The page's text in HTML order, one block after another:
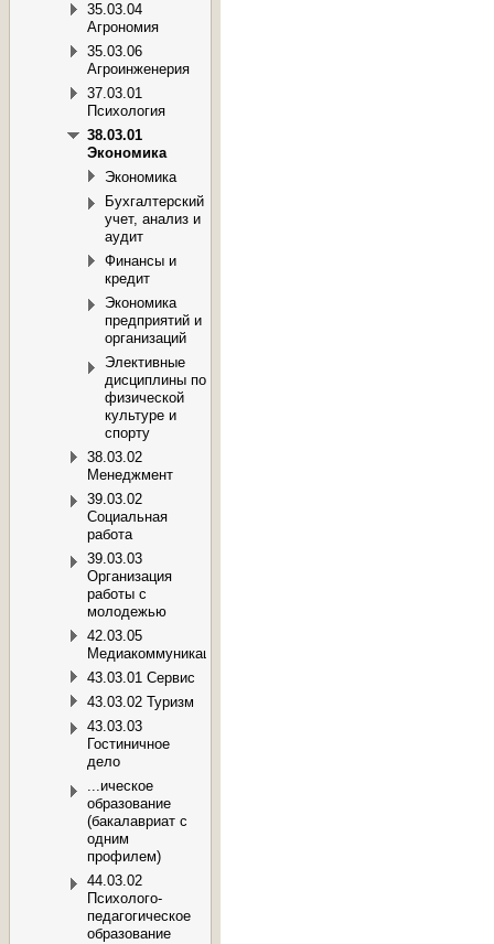
35.03.04
Агрономия
35.03.06
Агроинженерия
37.03.01
Психология
38.03.01
Экономика
Экономика
Бухгалтерский
учет, анализ и
аудит
Финансы и
кредит
Экономика
предприятий и
организаций
Элективные
дисциплины по
физической
культуре и
спорту
38.03.02
Менеджмент
39.03.02
Социальная
работа
39.03.03
Организация
работы с
молодежью
42.03.05
Медиакоммуникации
43.03.01 Сервис
43.03.02 Туризм
43.03.03
Гостиничное
дело
...ическое
образование
(бакалавриат с
одним
профилем)
44.03.02
Психолого-
педагогическое
образование